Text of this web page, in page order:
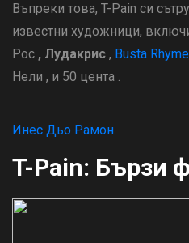
Въпреки това, T-Pain си
известни художници,
Рос , Лудакрис , Busta
Нели , и 50 цента .
Инес Дьо Рамон
T-Pain: Бързи